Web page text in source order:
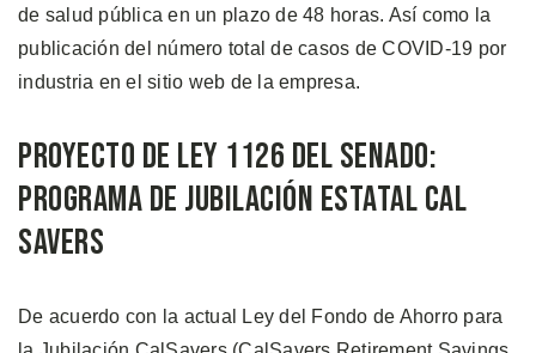
de salud pública en un plazo de 48 horas. Así como la
publicación del número total de casos de COVID-19 por
industria en el sitio web de la empresa.
Proyecto de Ley 1126 del Senado:
Programa de Jubilación Estatal Cal
Savers
De acuerdo con la actual Ley del Fondo de Ahorro para